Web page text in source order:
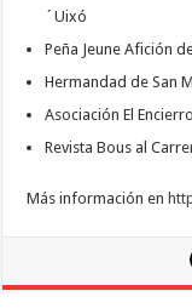
´Uixó
Peña Jeune Afición
Hermandad de San
Asociación El
Revista Bous al
Más información en